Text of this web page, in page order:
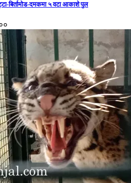
बिर्तामोड-दमकमा ५ वटा आकाशे पुल